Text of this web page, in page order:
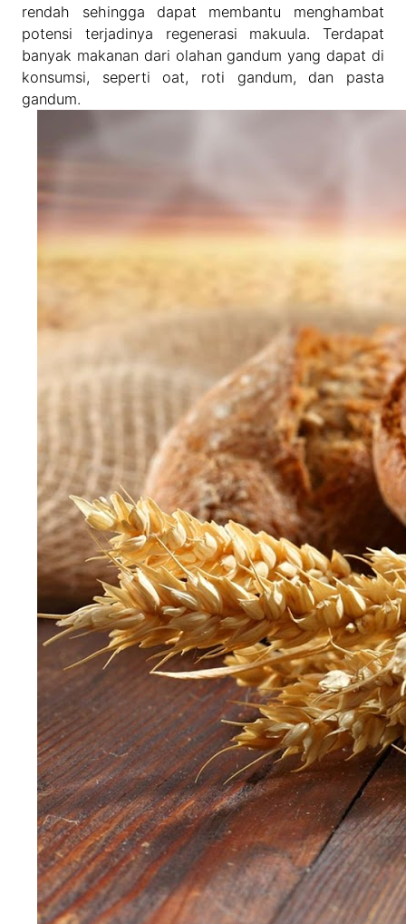
rendah sehingga dapat membantu menghambat
potensi terjadinya regenerasi makuula. Terdapat
banyak makanan dari olahan gandum yang dapat di
konsumsi, seperti oat, roti gandum, dan pasta
gandum.